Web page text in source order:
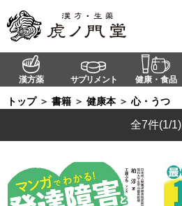
漢方薬 サプリメント 健康・食品
トップ ＞ 書籍 ＞ 健康本 ＞ 心・うつ
全7件(1/1)